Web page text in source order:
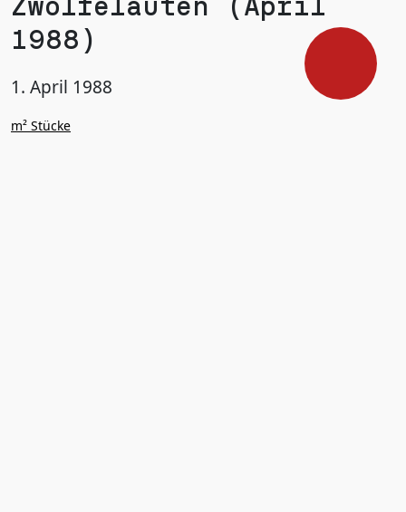
Zwölfeläuten (April
1988)
1. April 1988
m² Stücke